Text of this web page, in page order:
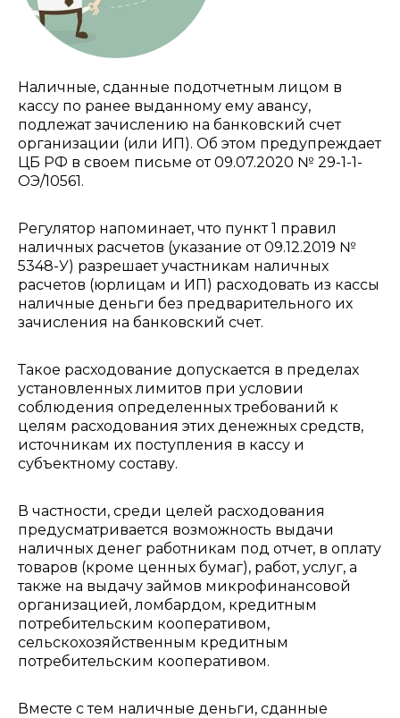
Наличные, сданные подотчетным лицом в
кассу по ранее выданному ему авансу,
подлежат зачислению на банковский счет
организации (или ИП). Об этом предупреждает
ЦБ РФ в своем письме от 09.07.2020 № 29-1-1-
ОЭ/10561.
Регулятор напоминает, что пункт 1 правил
наличных расчетов (указание от 09.12.2019 №
5348-У) разрешает участникам наличных
расчетов (юрлицам и ИП) расходовать из кассы
наличные деньги без предварительного их
зачисления на банковский счет.
Такое расходование допускается в пределах
установленных лимитов при условии
соблюдения определенных требований к
целям расходования этих денежных средств,
источникам их поступления в кассу и
субъектному составу.
В частности, среди целей расходования
предусматривается возможность выдачи
наличных денег работникам под отчет, в оплату
товаров (кроме ценных бумаг), работ, услуг, а
также на выдачу займов микрофинансовой
организацией, ломбардом, кредитным
потребительским кооперативом,
сельскохозяйственным кредитным
потребительским кооперативом.
Вместе с тем наличные деньги, сданные